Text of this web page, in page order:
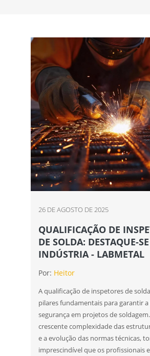
26 DE AGOSTO DE 2025
QUALIFICAÇÃO DE
DE SOLDA: DESTAQUE-
INDÚSTRIA - LABMETAL
Por: Heitor
A qualificação de inspetores de
pilares fundamentais para garantir
segurança em projetos de
crescente complexidade das
e a evolução das normas técnicas,
imprescindível que os profissionais